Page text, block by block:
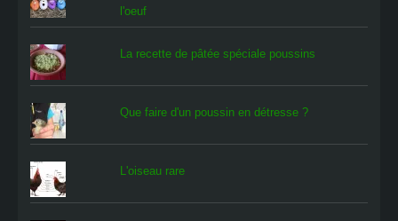
l'oeuf
La recette de pâtée spéciale poussins
Que faire d'un poussin en détresse ?
L'oiseau rare